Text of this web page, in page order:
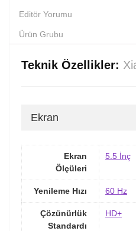
Editör Yorumu
Ürün Grubu
Teknik Özellikler:
Ekran
Ekran
Ölçüleri
5.5 İnç
Yenileme Hızı 60 Hz
Çözünürlük
Standardı
HD+